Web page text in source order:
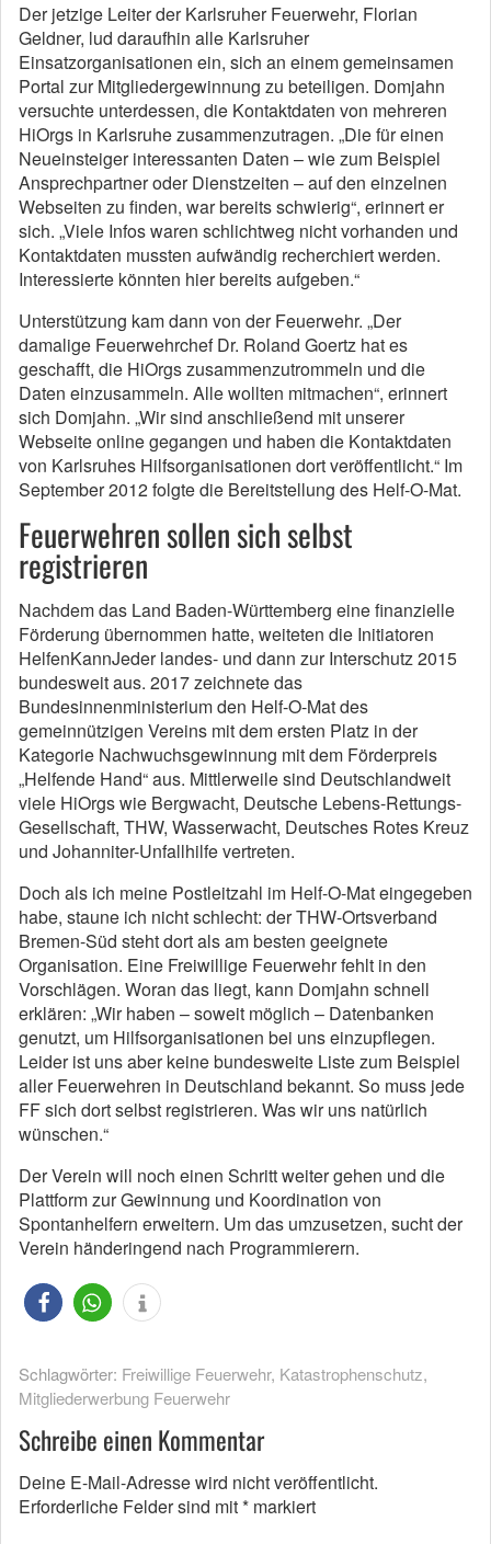
Der jetzige Leiter der Karlsruher Feuerwehr, Florian
Geldner, lud daraufhin alle Karlsruher
Einsatzorganisationen ein, sich an einem gemeinsamen
Portal zur Mitgliedergewinnung zu beteiligen. Domjahn
versuchte unterdessen, die Kontaktdaten von mehreren
HiOrgs in Karlsruhe zusammenzutragen. „Die für einen
Neueinsteiger interessanten Daten – wie zum Beispiel
Ansprechpartner oder Dienstzeiten – auf den einzelnen
Webseiten zu finden, war bereits schwierig“, erinnert er
sich. „Viele Infos waren schlichtweg nicht vorhanden und
Kontaktdaten mussten aufwändig recherchiert werden.
Interessierte könnten hier bereits aufgeben.“
Unterstützung kam dann von der Feuerwehr. „Der
damalige Feuerwehrchef Dr. Roland Goertz hat es
geschafft, die HiOrgs zusammenzutrommeln und die
Daten einzusammeln. Alle wollten mitmachen“, erinnert
sich Domjahn. „Wir sind anschließend mit unserer
Webseite online gegangen und haben die Kontaktdaten
von Karlsruhes Hilfsorganisationen dort veröffentlicht.“ Im
September 2012 folgte die Bereitstellung des Helf-O-Mat.
Feuerwehren sollen sich selbst
registrieren
Nachdem das Land Baden-Württemberg eine finanzielle
Förderung übernommen hatte, weiteten die Initiatoren
HelfenKannJeder landes- und dann zur Interschutz 2015
bundesweit aus. 2017 zeichnete das
Bundesinnenministerium den Helf-O-Mat des
gemeinnützigen Vereins mit dem ersten Platz in der
Kategorie Nachwuchsgewinnung mit dem Förderpreis
„Helfende Hand“ aus. Mittlerweile sind Deutschlandweit
viele HiOrgs wie Bergwacht, Deutsche Lebens-Rettungs-
Gesellschaft, THW, Wasserwacht, Deutsches Rotes Kreuz
und Johanniter-Unfallhilfe vertreten.
Doch als ich meine Postleitzahl im Helf-O-Mat eingegeben
habe, staune ich nicht schlecht: der THW-Ortsverband
Bremen-Süd steht dort als am besten geeignete
Organisation. Eine Freiwillige Feuerwehr fehlt in den
Vorschlägen. Woran das liegt, kann Domjahn schnell
erklären: „Wir haben – soweit möglich – Datenbanken
genutzt, um Hilfsorganisationen bei uns einzupflegen.
Leider ist uns aber keine bundesweite Liste zum Beispiel
aller Feuerwehren in Deutschland bekannt. So muss jede
FF sich dort selbst registrieren. Was wir uns natürlich
wünschen.“
Der Verein will noch einen Schritt weiter gehen und die
Plattform zur Gewinnung und Koordination von
Spontanhelfern erweitern. Um das umzusetzen, sucht der
Verein händeringend nach Programmierern.
Schlagwörter: Freiwillige Feuerwehr, Katastrophenschutz,
Mitgliederwerbung Feuerwehr
Schreibe einen Kommentar
Deine E-Mail-Adresse wird nicht veröffentlicht.
Erforderliche Felder sind mit* markiert